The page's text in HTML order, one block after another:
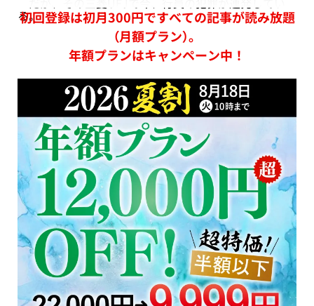
る。
初回登録は初月300円ですべての記事が読み放題
（月額プラン）。
年額プランはキャンペーン中！